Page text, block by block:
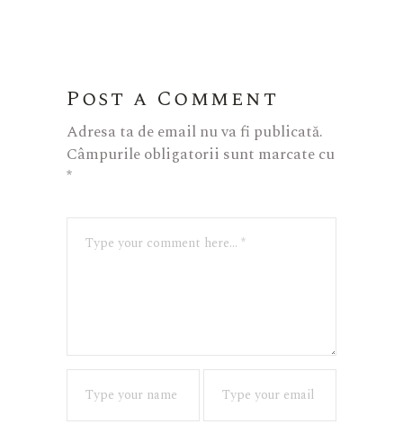
Post a Comment
Adresa ta de email nu va fi publicată.
Câmpurile obligatorii sunt marcate cu
*